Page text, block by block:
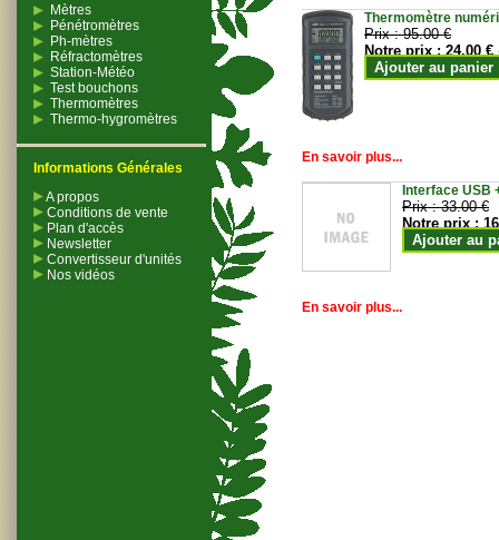
Mètres
Pénétromètres
Ph-mètres
Réfractomètres
Station-Météo
Test bouchons
Thermomètres
Thermo-hygromètres
Informations Générales
A propos
Conditions de vente
Plan d'accès
Newsletter
Convertisseur d'unités
Nos vidéos
Thermomètre
Prix :95.00 €
Notre prix :24.00 €
Ajouter au panier
En savoir plus...
Interface USB
Prix :33.00 €
Notre prix :
Ajouter au
En savoir plus...